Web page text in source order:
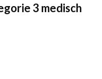
3 medisch